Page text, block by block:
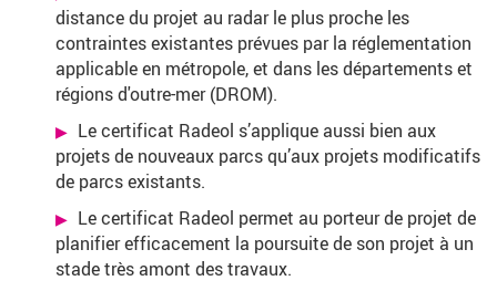
distance du projet au radar le plus proche les
contraintes existantes prévues par la réglementation
applicable en métropole, et dans les départements et
régions d'outre-mer (DROM).
Le certificat Radeol s’applique aussi bien aux
projets de nouveaux parcs qu’aux projets modificatifs
de parcs existants.
Le certificat Radeol permet au porteur de projet de
planifier efficacement la poursuite de son projet à un
stade très amont des travaux.